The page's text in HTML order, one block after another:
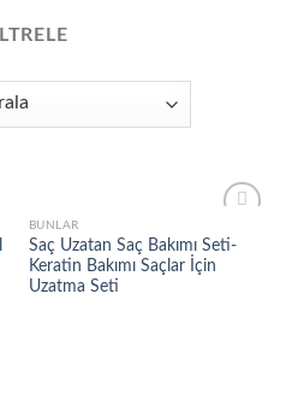
Add to
wishlist
BUNLAR
Saç Uzatan Saç Bakımı Seti-
Keratin Bakımı Saçlar İçin
Uzatma Seti